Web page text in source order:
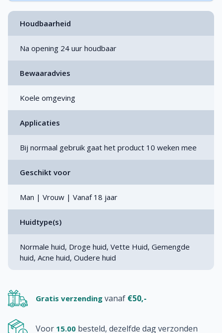
Houdbaarheid
Na opening 24 uur houdbaar
Bewaaradvies
Koele omgeving
Applicaties
Bij normaal gebruik gaat het product 10 weken mee
Geschikt voor
Man | Vrouw | Vanaf 18 jaar
Huidtype(s)
Normale huid, Droge huid, Vette Huid, Gemengde
huid, Acne huid, Oudere huid
Gratis verzending vanaf €50,-
Voor 15.00 besteld, dezelfde dag verzonden